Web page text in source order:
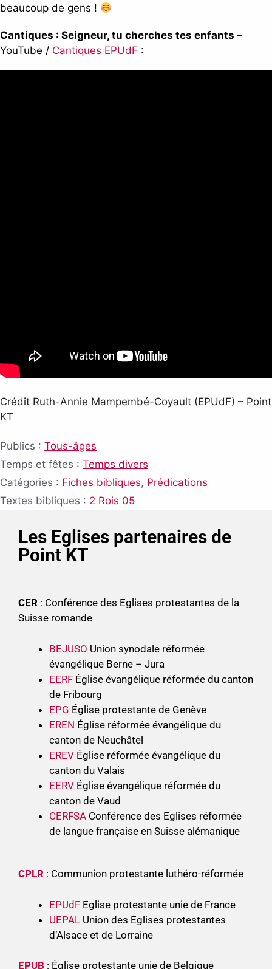
beaucoup de gens !
Cantiques : Seigneur, tu cherches tes enfants –
YouTube / Cantiques EPUdF :
Crédit Ruth-Annie Mampembé-Coyault (EPUdF) – Point
KT
Publics : Tous-âges
Temps et fêtes : Temps divers
Catégories : Fiches bibliques, Prédications
Textes bibliques : 2 Rois 05
Les Eglises partenaires de
Point KT
CER : Conférence des Eglises protestantes de la
Suisse romande
BEJUSO Union synodale réformée
évangélique Berne – Jura
EERF Église évangélique réformée du canton
de Fribourg
EPG Église protestante de Genève
EREN Église réformée évangélique du
canton de Neuchâtel
EREV Église réformée évangélique du
canton du Valais
EERV Église évangélique réformée du
canton de Vaud
CERFSA Conférence des Eglises réformée
de langue française en Suisse alémanique
CPLR : Communion protestante luthéro-réformée
EPUdF Eglise protestante unie de France
UEPAL Union des Eglises protestantes
d’Alsace et de Lorraine
EPUB : Église protestante unie de Belgique